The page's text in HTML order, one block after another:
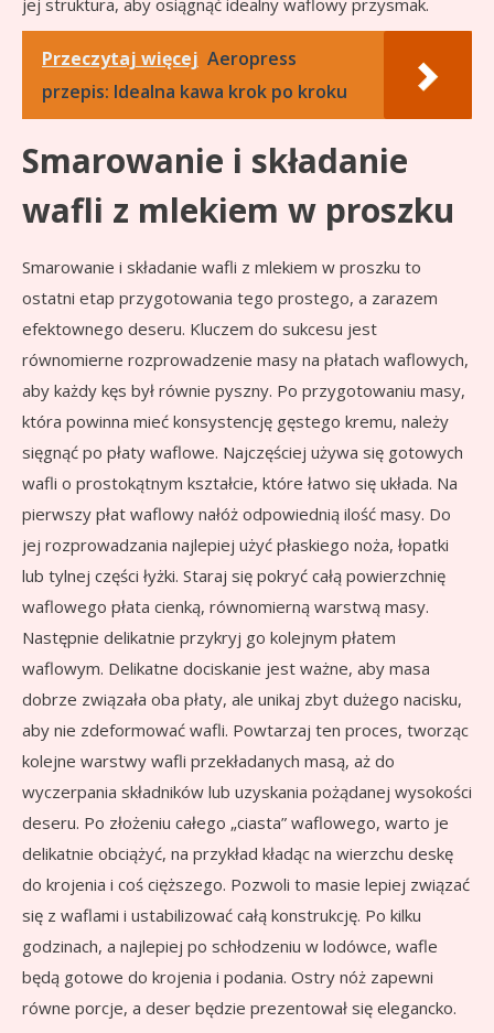
jej struktura, aby osiągnąć idealny waflowy przysmak.
Przeczytaj więcej Aeropress
przepis: Idealna kawa krok po kroku
Smarowanie i składanie
wafli z mlekiem w proszku
Smarowanie i składanie wafli z mlekiem w proszku to
ostatni etap przygotowania tego prostego, a zarazem
efektownego deseru. Kluczem do sukcesu jest
równomierne rozprowadzenie masy na płatach waflowych,
aby każdy kęs był równie pyszny. Po przygotowaniu masy,
która powinna mieć konsystencję gęstego kremu, należy
sięgnąć po płaty waflowe. Najczęściej używa się gotowych
wafli o prostokątnym kształcie, które łatwo się układa. Na
pierwszy płat waflowy nałóż odpowiednią ilość masy. Do
jej rozprowadzania najlepiej użyć płaskiego noża, łopatki
lub tylnej części łyżki. Staraj się pokryć całą powierzchnię
waflowego płata cienką, równomierną warstwą masy.
Następnie delikatnie przykryj go kolejnym płatem
waflowym. Delikatne dociskanie jest ważne, aby masa
dobrze związała oba płaty, ale unikaj zbyt dużego nacisku,
aby nie zdeformować wafli. Powtarzaj ten proces, tworząc
kolejne warstwy wafli przekładanych masą, aż do
wyczerpania składników lub uzyskania pożądanej wysokości
deseru. Po złożeniu całego „ciasta” waflowego, warto je
delikatnie obciążyć, na przykład kładąc na wierzchu deskę
do krojenia i coś cięższego. Pozwoli to masie lepiej związać
się z waflami i ustabilizować całą konstrukcję. Po kilku
godzinach, a najlepiej po schłodzeniu w lodówce, wafle
będą gotowe do krojenia i podania. Ostry nóż zapewni
równe porcje, a deser będzie prezentował się elegancko.